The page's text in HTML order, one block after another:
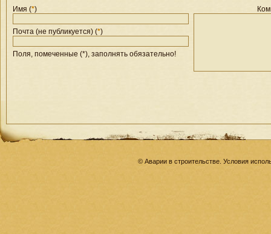
Имя (*)
Почта (не публикуется) (*)
Поля, помеченные (*), заполнять обязательно!
© Аварии в строительстве. Условия